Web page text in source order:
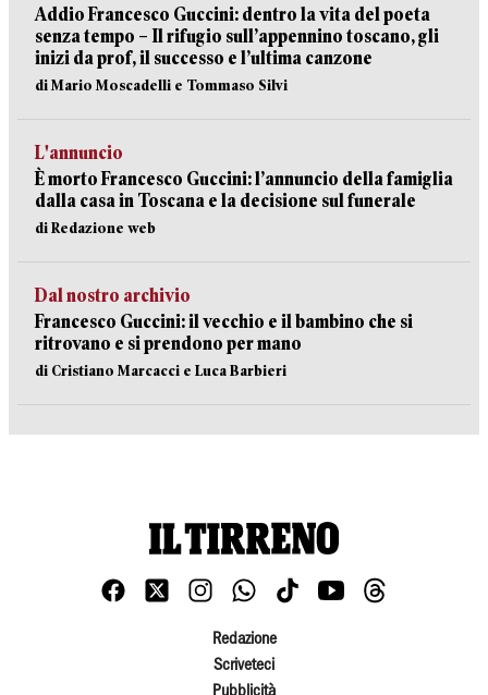
Addio Francesco Guccini: dentro la vita del poeta
senza tempo – Il rifugio sull’appennino toscano, gli
inizi da prof, il successo e l’ultima canzone
di Mario Moscadelli e Tommaso Silvi
L'annuncio
È morto Francesco Guccini: l’annuncio della famiglia
dalla casa in Toscana e la decisione sul funerale
di Redazione web
Dal nostro archivio
Francesco Guccini: il vecchio e il bambino che si
ritrovano e si prendono per mano
di Cristiano Marcacci e Luca Barbieri
Redazione
Scriveteci
Pubblicità